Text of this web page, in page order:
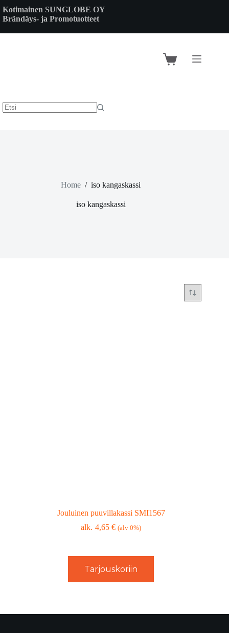
to
content
Kotimainen SUNGLOBE OY
Brändäys- ja Promotuotteet
Shopping
Home / iso kangaskassi
iso kangaskassi
Jouluinen puuvillakassi SMI1567
4,65€ (alv 0%)
Tarjouskoriin